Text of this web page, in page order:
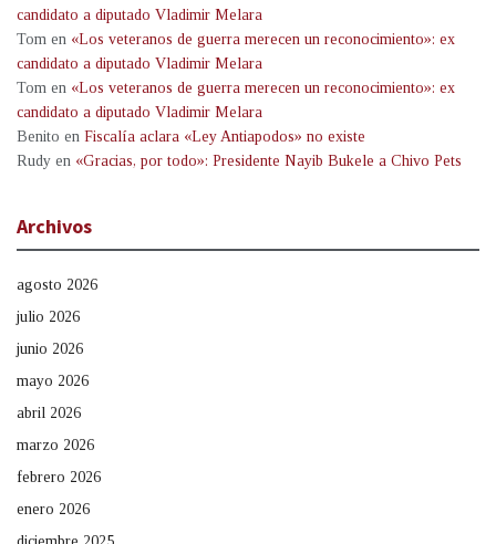
candidato a diputado Vladimir Melara
Tom en «Los veteranos de guerra merecen un reconocimiento»: ex
candidato a diputado Vladimir Melara
Tom en «Los veteranos de guerra merecen un reconocimiento»: ex
candidato a diputado Vladimir Melara
Benito en Fiscalía aclara «Ley Antiapodos» no existe
Rudy en «Gracias, por todo»: Presidente Nayib Bukele a Chivo Pets
Archivos
agosto 2026
julio 2026
junio 2026
mayo 2026
abril 2026
marzo 2026
febrero 2026
enero 2026